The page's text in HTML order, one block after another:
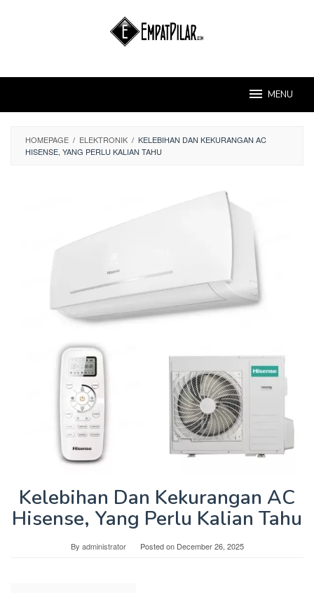
MENU
HOMEPAGE / ELEKTRONIK / KELEBIHAN DAN KEKURANGAN AC
HISENSE, YANG PERLU KALIAN TAHU
Kelebihan Dan Kekurangan AC
Hisense, Yang Perlu Kalian Tahu
By administrator Posted on December 26, 2025